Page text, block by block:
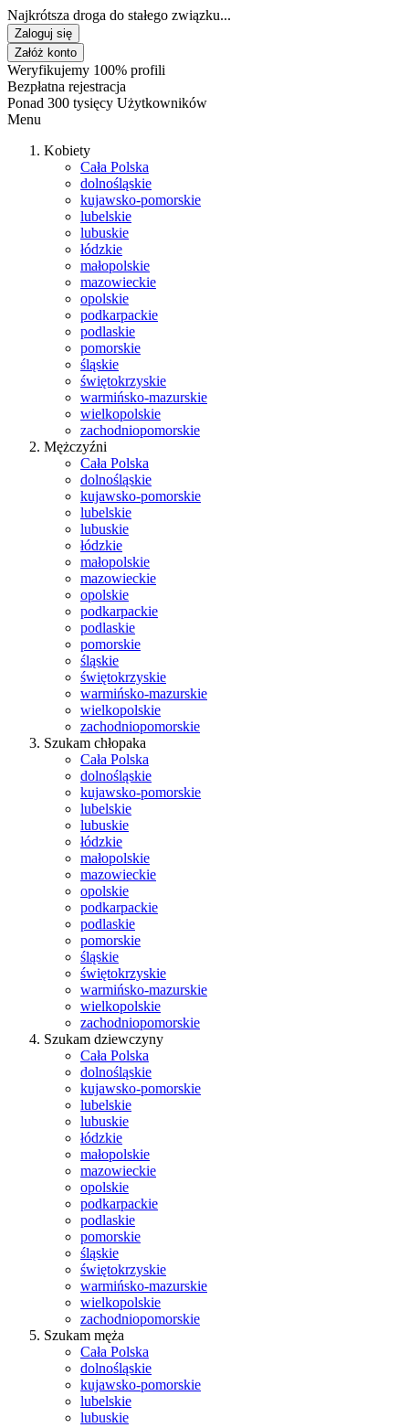
Najkrótsza droga do stałego związku...
Zaloguj się
Załóż konto
Weryfikujemy 100% profili
Bezpłatna rejestracja
Ponad 300 tysięcy Użytkowników
Menu
Kobiety
Cała Polska
dolnośląskie
kujawsko-pomorskie
lubelskie
lubuskie
łódzkie
małopolskie
mazowieckie
opolskie
podkarpackie
podlaskie
pomorskie
śląskie
świętokrzyskie
warmińsko-mazurskie
wielkopolskie
zachodniopomorskie
Mężczyźni
Cała Polska
dolnośląskie
kujawsko-pomorskie
lubelskie
lubuskie
łódzkie
małopolskie
mazowieckie
opolskie
podkarpackie
podlaskie
pomorskie
śląskie
świętokrzyskie
warmińsko-mazurskie
wielkopolskie
zachodniopomorskie
Szukam chłopaka
Cała Polska
dolnośląskie
kujawsko-pomorskie
lubelskie
lubuskie
łódzkie
małopolskie
mazowieckie
opolskie
podkarpackie
podlaskie
pomorskie
śląskie
świętokrzyskie
warmińsko-mazurskie
wielkopolskie
zachodniopomorskie
Szukam dziewczyny
Cała Polska
dolnośląskie
kujawsko-pomorskie
lubelskie
lubuskie
łódzkie
małopolskie
mazowieckie
opolskie
podkarpackie
podlaskie
pomorskie
śląskie
świętokrzyskie
warmińsko-mazurskie
wielkopolskie
zachodniopomorskie
Szukam męża
Cała Polska
dolnośląskie
kujawsko-pomorskie
lubelskie
lubuskie